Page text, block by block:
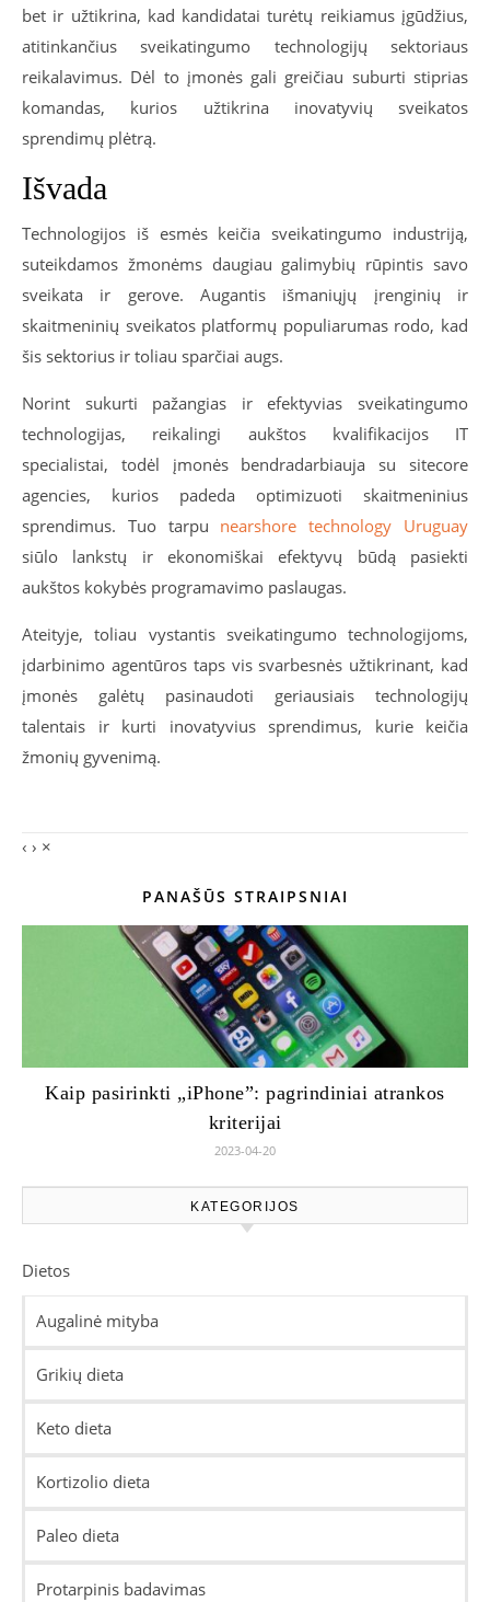
bet ir užtikrina, kad kandidatai turėtų reikiamus įgūdžius,
atitinkančius sveikatingumo technologijų sektoriaus
reikalavimus. Dėl to įmonės gali greičiau suburti stiprias
komandas, kurios užtikrina inovatyvių sveikatos
sprendimų plėtrą.
Išvada
Technologijos iš esmės keičia sveikatingumo industriją,
suteikdamos žmonėms daugiau galimybių rūpintis savo
sveikata ir gerove. Augantis išmaniųjų įrenginių ir
skaitmeninių sveikatos platformų populiarumas rodo, kad
šis sektorius ir toliau sparčiai augs.
Norint sukurti pažangias ir efektyvias sveikatingumo
technologijas, reikalingi aukštos kvalifikacijos IT
specialistai, todėl įmonės bendradarbiauja su sitecore
agencies, kurios padeda optimizuoti skaitmeninius
sprendimus. Tuo tarpu nearshore technology Uruguay
siūlo lankstų ir ekonomiškai efektyvų būdą pasiekti
aukštos kokybės programavimo paslaugas.
Ateityje, toliau vystantis sveikatingumo technologijoms,
įdarbinimo agentūros taps vis svarbesnės užtikrinant, kad
įmonės galėtų pasinaudoti geriausiais technologijų
talentais ir kurti inovatyvius sprendimus, kurie keičia
žmonių gyvenimą.
‹ › ×
PANAŠŪS STRAIPSNIAI
Kaip pasirinkti „iPhone”: pagrindiniai atrankos
kriterijai
2023-04-20
KATEGORIJOS
Dietos
Augalinė mityba
Grikių dieta
Keto dieta
Kortizolio dieta
Paleo dieta
Protarpinis badavimas